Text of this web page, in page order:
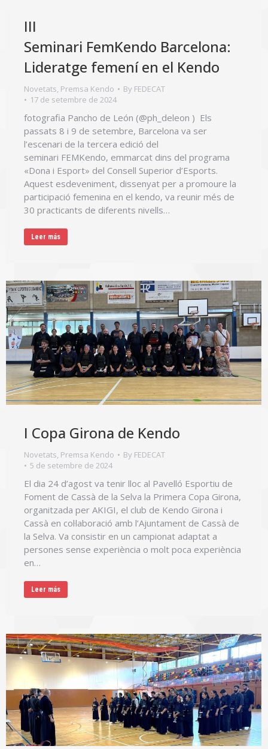
III
Seminari FemKendo Barcelona:
Lideratge femení en el Kendo
Novetats, Premsa Kendo By FEDECAT
17 de setembre de 2024
fotografia Pancho de León (@ph_deleon ) Els
passats 8 i 9 de setembre, Barcelona va ser
l’escenari de la tercera edició del
seminari FEMKendo, emmarcat dins del programa
«Dona i Esport» del Consell Superior d’Esports.
Aquest esdeveniment, dissenyat per a promoure la
participació femenina en el kendo, va reunir més de
30 practicants de diferents nivells…
Leer más
I Copa Girona de Kendo
Novetats, Premsa Kendo By FEDECAT
5 de setembre de 2024
El dia 24 d’agost va tenir lloc al Pavelló Esportiu de
Foment de Cassà de la Selva la Primera Copa Girona,
organitzada per AKIGI, el club de Kendo Girona i
Cassà en col·laboració amb l’Ajuntament de Cassà de
la Selva. Va consistir en un campionat adaptat a
persones sense experiència o molt poca experiència
en…
Leer más